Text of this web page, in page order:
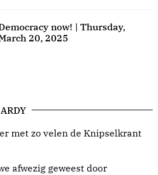
now! | Thursday,
20, 2025
met zo velen de Knipselkrant
afwezig geweest door